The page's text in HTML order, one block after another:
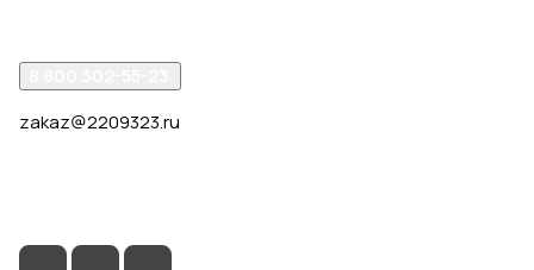
zakaz@2209323.ru